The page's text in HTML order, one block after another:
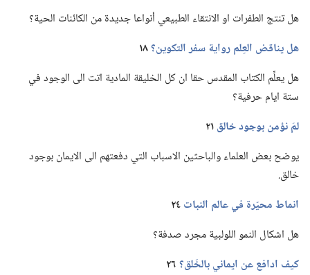
هل تنتج الطفرات او الانتقاء الطبيعي أنواعا جديدة من الكائنات الحية؟‏
هل يناقض العِلم رواية سفر التكوين؟‏١٨
هل يعلِّم الكتاب المقدس حقا ان كل الخليقة المادية اتت الى الوجود في
ستة ايام حرفية؟‏
لمَ نؤمن بوجود خالق٢١
يوضح بعض العلماء والباحثين الاسباب التي دفعتهم الى الايمان بوجود
خالق.‏
انماط محيّرة فيعالم النبات٢٤
هل اشكال النمو اللولبية مجرد صدفة؟‏
كيف ادافع عن ايماني بالخَلق؟‏٢٦